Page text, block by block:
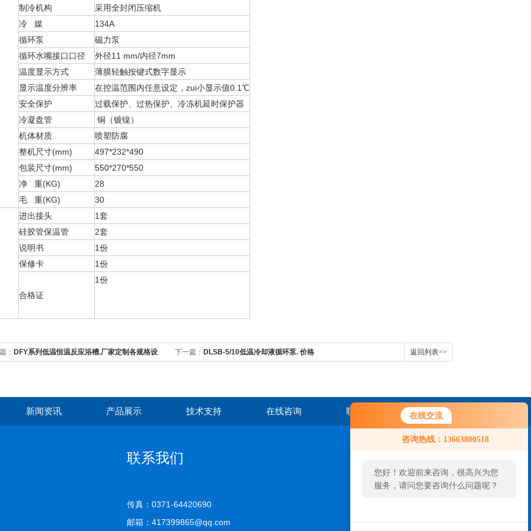
在线交流
咨询热线：13663800518
您好！欢迎前来咨询，很高兴为您
服务，请问您要咨询什么问题呢？
制冷机构
采用全封闭压缩机
冷 媒
134A
循环泵
磁力泵
循环水嘴接口口径
外径11 mm/内径7mm
温度显示方式
薄膜轻触按键式数字显示
显示温度分辨率
在控温范围内任意设定，zui小显示值0.1℃
安全保护
过载保护、过热保护、冷冻机延时保护器
冷凝盘管
铜（镀镍）
机体材质
喷塑防腐
整机尺寸(mm)
497*232*490
包装尺寸(mm)
550*270*550
净 重(KG)
28
毛 重(KG)
30
进出接头
1套
硅胶管保温管
2套
说明书
1份
保修卡
1份
合格证
1份
： DFY系列低温恒温反应浴槽.厂家定制各规格设 下一篇： DLSB-5/10低温冷却液循环泵. 价格 返回列表>>
新闻资讯 产品展示 技术支持 在线咨询 联系我们
联系我们
传真：0371-64420690
邮箱：417399865@qq.com